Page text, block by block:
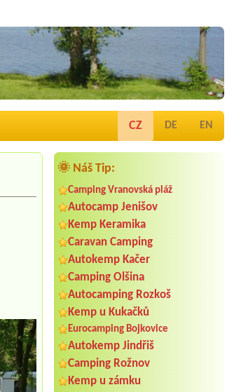
CZ DE EN
🌞 Náš Tip:
Camping Vranovská pláž
Autocamp Jenišov
Kemp Keramika
Caravan Camping
Autokemp Kačer
Camping Olšina
Autocamping Rozkoš
Kemp u Kukačků
Eurocamping Bojkovice
Autokemp Jindřiš
Camping Rožnov
Kemp u zámku
Termín od 2026-08-18 |
SLUNCE Žandov
1x place for a family tent with